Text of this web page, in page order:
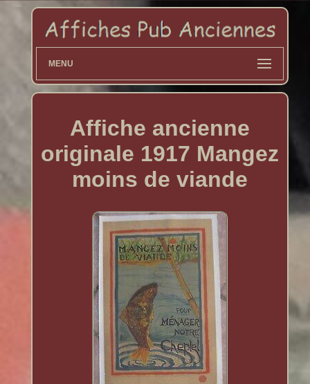
MENU
Affiche ancienne
originale 1917 Mangez
moins de viande